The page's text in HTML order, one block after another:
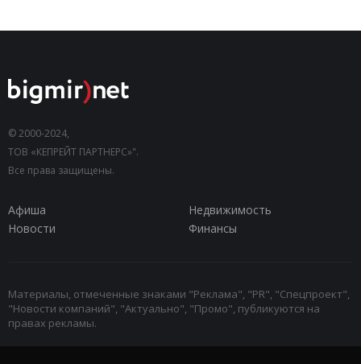
© 2000-2024,
ТОВ «КЕПРЕЙТ ПАРТНЕРС»".
Все права защищены.
Афиша
Недвижимость
Новости
Финансы
Материалы, отмеченные знаками "Реклама", "PR", "Спецпроект",
"Новости компаний", "Актуально", "Промо", публикуются на
правах рекламы.